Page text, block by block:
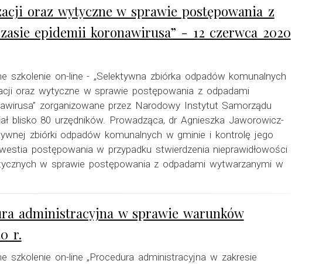
oraz wytyczne w sprawie postępowania z
epidemii koronawirusa” - 12 czerwca 2020
szkolenie on-line - „Selektywna zbiórka odpadów komunalnych
oraz wytyczne w sprawie postępowania z odpadami
zorganizowane przez Narodowy Instytut Samorządu
blisko 80 urzędników. Prowadząca, dr Agnieszka Jaworowicz-
zbiórki odpadów komunalnych w gminie i kontrolę jego
postępowania w przypadku stwierdzenia nieprawidłowości
w sprawie postępowania z odpadami wytwarzanymi w
administracyjna w sprawie warunków
r.
szkolenie on-line „Procedura administracyjna w zakresie